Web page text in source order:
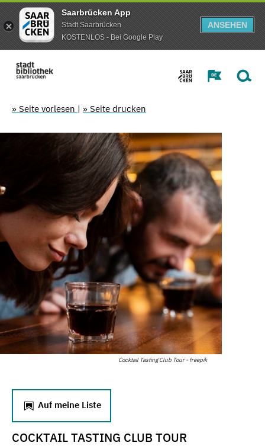
Saarbrücken App
Stadt Saarbrücken
KOSTENLOS - Bei Google Play
ANSEHEN
» Seite vorlesen | » Seite drucken
Cocktail Tasting Club Tour - freepik
Auf meine Liste
COCKTAIL TASTING CLUB TOUR